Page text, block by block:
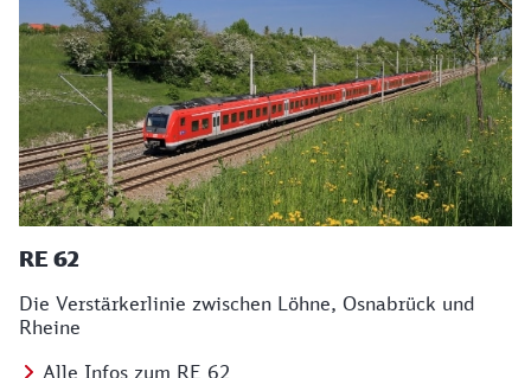
RE 62
Die Verstärkerlinie zwischen Löhne, Osnabrück und
Rheine
Alle Infos zum RE 62